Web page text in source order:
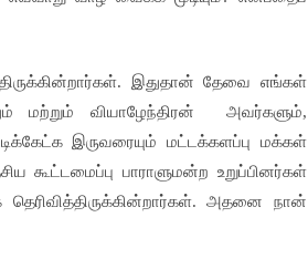
. இதுதான் தேவை எங்கள்
மற்றும் வியாழேந்திரன் அவர்களும்,
இருவரையும் மட்டக்களப்பு மக்கள்
கூட்டமைப்பு பாராளுமன்ற உறுப்பினர்கள்
தெரிவித்திருக்கின்றார்கள்.அதனை நான்